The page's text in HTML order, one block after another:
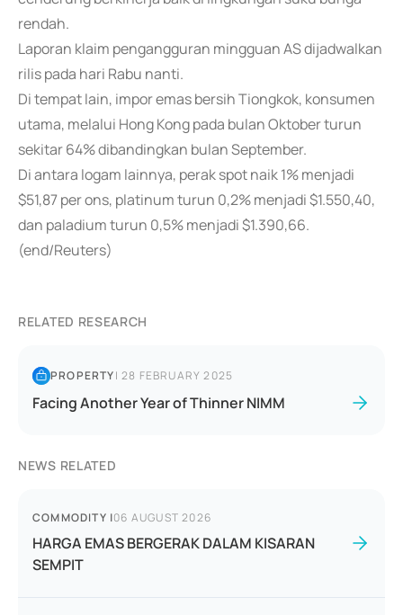
rendah.
Laporan klaim pengangguran mingguan AS dijadwalkan
rilis pada hari Rabu nanti.
Di tempat lain, impor emas bersih Tiongkok, konsumen
utama, melalui Hong Kong pada bulan Oktober turun
sekitar 64% dibandingkan bulan September.
Di antara logam lainnya, perak spot naik 1% menjadi
$51,87 per ons, platinum turun 0,2% menjadi $1.550,40,
dan paladium turun 0,5% menjadi $1.390,66.
(end/Reuters)
RELATED RESEARCH
PROPERTY|28 FEBRUARY 2025
Facing Another Year of Thinner NIMM
NEWS RELATED
COMMODITY |06 AUGUST 2026
HARGA EMAS BERGERAK DALAM KISARAN
SEMPIT